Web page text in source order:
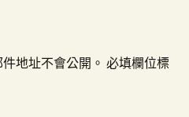
地址不會公開。 必填欄位標